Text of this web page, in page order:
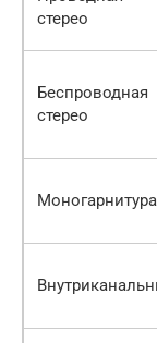
стерео
Беспроводная
стерео
Моногарнитура